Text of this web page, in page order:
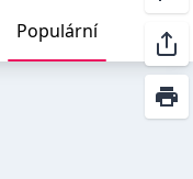
Populární